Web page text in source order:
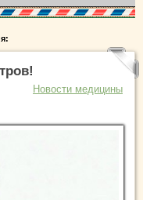
Новости медицины